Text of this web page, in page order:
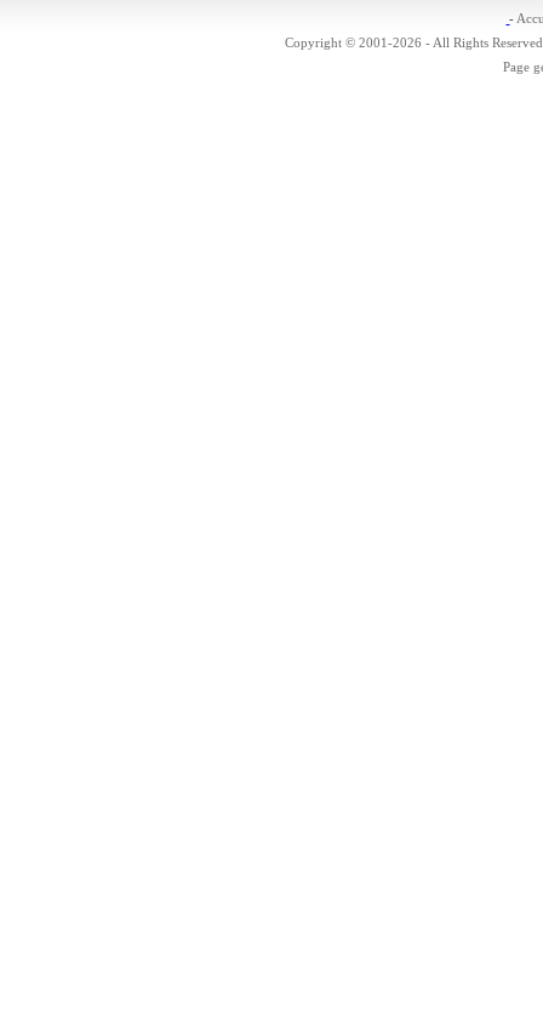
-
Copyright © 2001-2026 - All Rights
Page